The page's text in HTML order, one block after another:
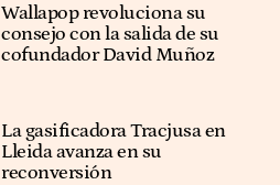
Wallapop revoluciona su
consejo con la salida de su
cofundador David Muñoz
La gasificadora Tracjusa en
Lleida avanza en su
reconversión